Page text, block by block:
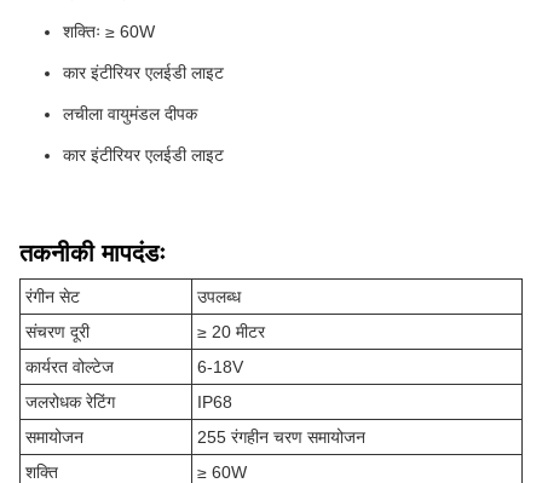
शक्तिः ≥ 60W
कार इंटीरियर एलईडी लाइट
लचीला वायुमंडल दीपक
कार इंटीरियर एलईडी लाइट
तकनीकी मापदंडः
रंगीन सेट
उपलब्ध
संचरण दूरी
≥ 20 मीटर
कार्यरत वोल्टेज
6-18V
जलरोधक रेटिंग
IP68
समायोजन
255 रंगहीन चरण समायोजन
शक्ति
≥ 60W